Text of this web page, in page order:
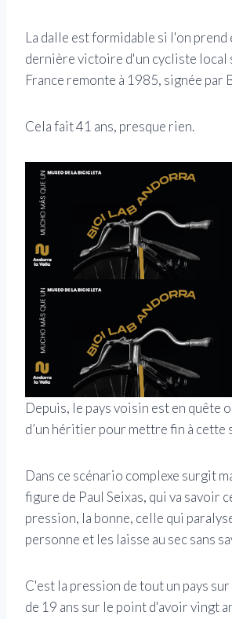
La dalle est formidable si l'on prend
dernière victoire d'un cycliste local
France remonte à 1985, signée par
Cela fait 41 ans, presque rien.
Depuis, le pays voisin est en quête
d’un héritier pour mettre fin à cette
Dans ce scénario complexe surgit
figure de Paul Seixas, qui va savoir
pression, la bonne, celle qui
personne et les laisse au sec sans
C'est la pression de tout un pays
de 19 ans sur le point d'avoir vingt